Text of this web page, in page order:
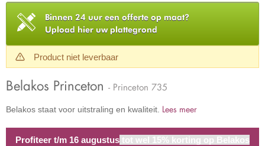
Binnen 24 uur een offerte op maat?
Upload hier uw plattegrond
Product niet leverbaar
Belakos Princeton - Princeton 735
Belakos staat voor uitstraling en kwaliteit. Lees meer
Profiteer t/m 16 augustus tot wel 15% korting op Belakos